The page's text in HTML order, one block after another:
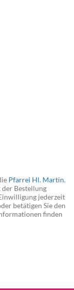
Pfarrei Hl. Martin.
Bestellung
jederzeit
betätigen Sie den
finden